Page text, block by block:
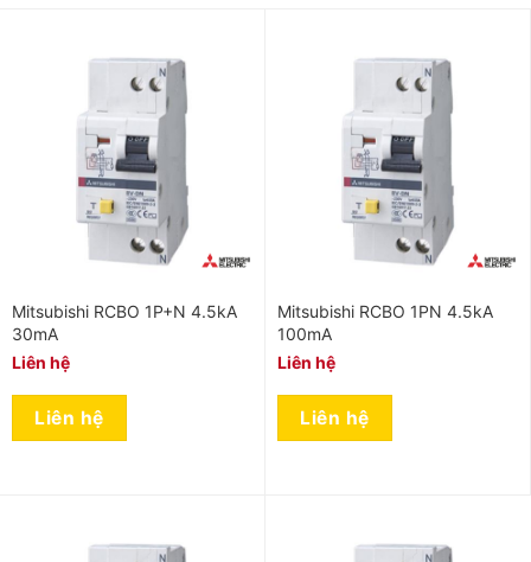
Mitsubishi RCBO 1P+N 4.5kA
30mA
Liên hệ
Liên hệ
Mitsubishi RCBO 1PN 4.5kA
100mA
Liên hệ
Liên hệ